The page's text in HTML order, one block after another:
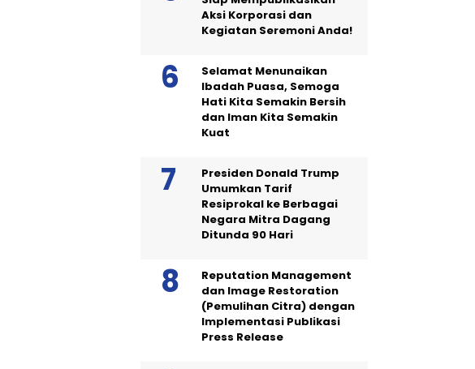
Aksi Korporasi dan
Kegiatan Seremoni Anda!
Selamat Menunaikan
Ibadah Puasa, Semoga
Hati Kita Semakin Bersih
dan Iman Kita Semakin
Kuat
Presiden Donald Trump
Umumkan Tarif
Resiprokal ke Berbagai
Negara Mitra Dagang
Ditunda 90 Hari
Reputation Management
dan Image Restoration
(Pemulihan Citra) dengan
Implementasi Publikasi
Press Release